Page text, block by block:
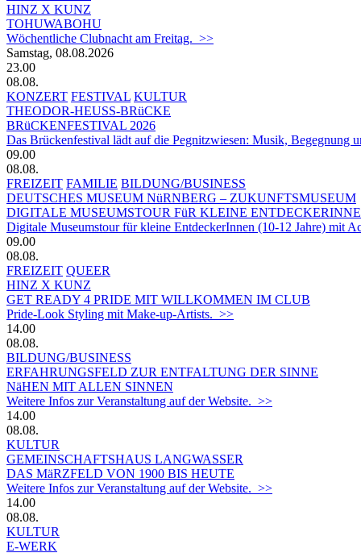
HINZ X KUNZ
TOHUWABOHU
Wöchentliche Clubnacht am Freitag. >>
Samstag, 08.08.2026
23.00
08.08.
KONZERT FESTIVAL KULTUR
THEODOR-HEUSS-BRüCKE
BRüCKENFESTIVAL 2026
Das Brückenfestival lädt auf die Pegnitzwiesen: Musik, Begegnung
09.00
08.08.
FREIZEIT FAMILIE BILDUNG/BUSINESS
DEUTSCHES MUSEUM NüRNBERG – ZUKUNFTSMUSEUM
DIGITALE MUSEUMSTOUR FüR KLEINE
Digitale Museumstour für kleine EntdeckerInnen (10-12 Jahre) mit
09.00
08.08.
FREIZEIT QUEER
HINZ X KUNZ
GET READY 4 PRIDE MIT WILLKOMMEN IM CLUB
Pride-Look Styling mit Make-up-Artists. >>
14.00
08.08.
BILDUNG/BUSINESS
ERFAHRUNGSFELD ZUR ENTFALTUNG DER SINNE
NäHEN MIT ALLEN SINNEN
Weitere Infos zur Veranstaltung auf der Website. >>
14.00
08.08.
KULTUR
GEMEINSCHAFTSHAUS LANGWASSER
DAS MäRZFELD VON 1900 BIS HEUTE
Weitere Infos zur Veranstaltung auf der Website. >>
14.00
08.08.
KULTUR
E-WERK